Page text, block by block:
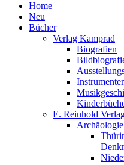
Home
Neu
Bücher
Verlag Kamprad
Biografien
E. Reinhold